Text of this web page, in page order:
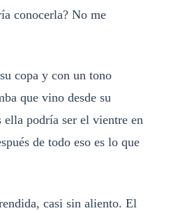
conocerla? No me
copa y con un tono
que vino desde su
podría ser el vientre en
de todo eso es lo que
casi sin aliento. El